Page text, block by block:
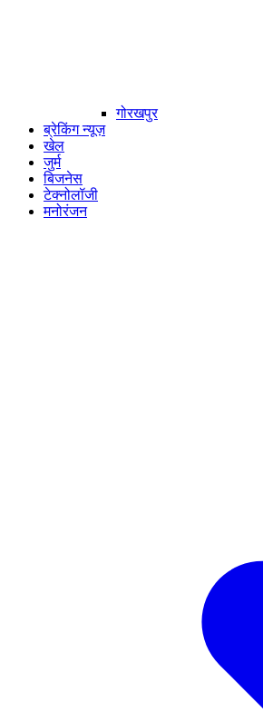
गोरखपुर
ब्रेकिंग न्यूज़
खेल
जुर्म
बिजनेस
टेक्नोलॉजी
मनोरंजन